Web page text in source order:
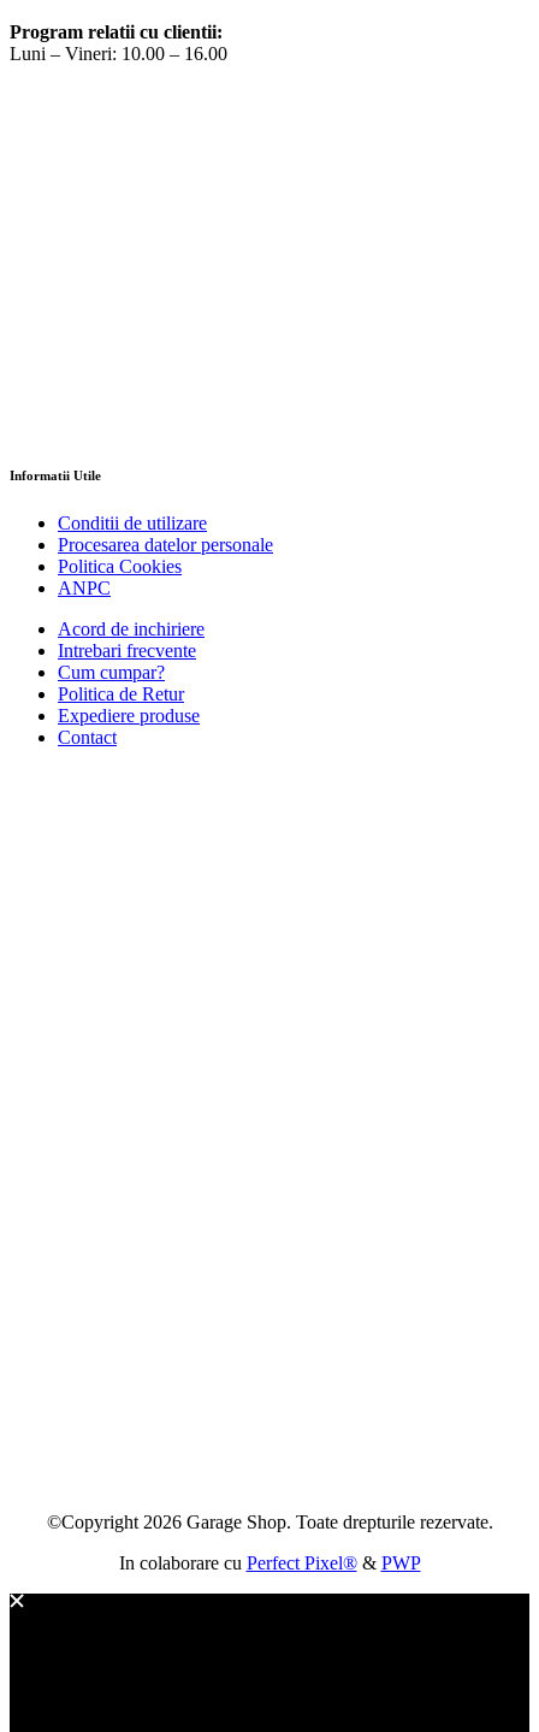
Program relatii cu clientii:
Luni – Vineri: 10.00 – 16.00
Informatii Utile
Conditii de utilizare
Procesarea datelor personale
Politica Cookies
ANPC
Acord de inchiriere
Intrebari frecvente
Cum cumpar?
Politica de Retur
Expediere produse
Contact
©Copyright 2026 Garage Shop. Toate drepturile rezervate.
In colaborare cu Perfect Pixel®& PWP